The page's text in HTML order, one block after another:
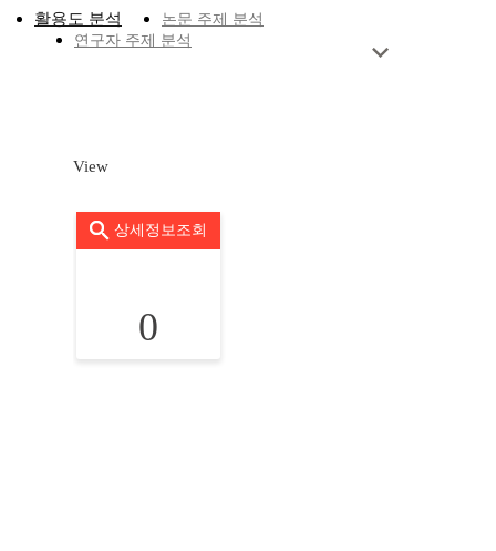
활용도 분석
논문 주제 분석
연구자 주제 분석
View
상세정보조회
0